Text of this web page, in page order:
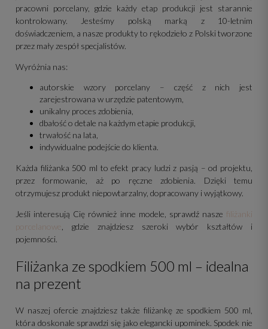
pracowni porcelany, gdzie każdy etap produkcji jest starannie
kontrolowany. Jesteśmy polską marką z 10-letnim
doświadczeniem, a nasze produkty to rękodzieło z Polski tworzone
przez mały zespół specjalistów.
Wyróżnia nas:
autorskie wzory porcelany – część z nich jest
zarejestrowana w urzędzie patentowym,
unikalny proces zdobienia,
dbałość o detale na każdym etapie produkcji,
trwałość na lata,
indywidualne podejście do klienta.
Każda filiżanka 500 ml to efekt pracy ludzi z pasją – od projektu,
przez formowanie, aż po ręczne zdobienia. Dzięki temu
otrzymujesz produkt niepowtarzalny, dopracowany i wyjątkowy.
Jeśli interesują Cię również inne modele, sprawdź nasze filiżanki
porcelanowe
, gdzie znajdziesz szeroki wybór kształtów i
pojemności.
Filiżanka ze spodkiem 500 ml – idealna
na prezent
W naszej ofercie znajdziesz także filiżankę ze spodkiem 500 ml,
która doskonale sprawdzi się jako elegancki upominek. Spodek nie